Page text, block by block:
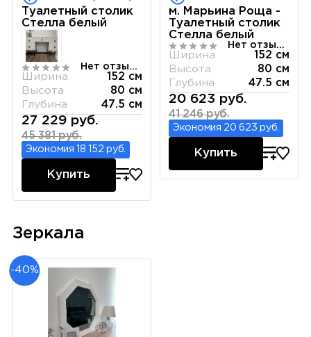
Туалетный столик
Стелла белый
Нет отзывов
Ширина
152 см
Высота
80 см
Глубина
47.5 см
27 229 руб.
45 381 руб.
Экономия 18 152 руб.
Купить
м. Марьина Роща -
Туалетный столик
Стелла белый
Нет отзывов
Ширина
152 см
Высота
80 см
Глубина
47.5 см
20 623 руб.
41 246 руб.
Экономия 20 623 руб.
Купить
Зеркала
-40%